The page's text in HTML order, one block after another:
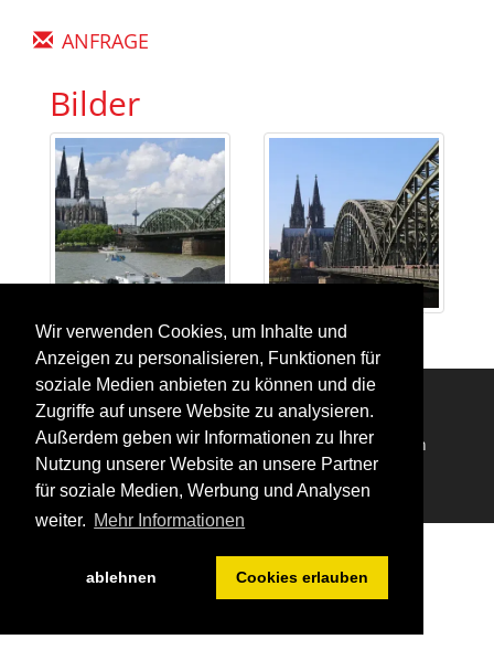
Wir verwenden Cookies, um Inhalte und
Anzeigen zu personalisieren, Funktionen für
soziale Medien anbieten zu können und die
Zugriffe auf unsere Website zu analysieren.
Außerdem geben wir Informationen zu Ihrer
Nutzung unserer Website an unsere Partner
für soziale Medien, Werbung und Analysen
weiter. Mehr Informationen
ablehnen Cookies erlauben
ANFRAGE
Bilder
Impressum Datenschutzerklärung Login